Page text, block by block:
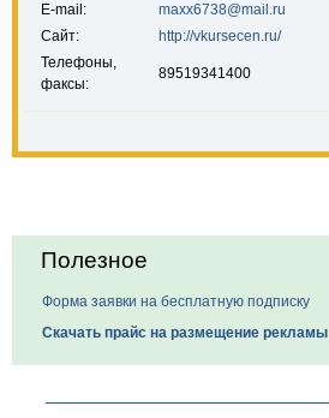
E-mail:
maxx6738@mail.ru
Сайт:
http://vkursecen.ru/
Телефоны,
факсы:
89519341400
Полезное
Форма заявки на бесплатную подписку
Скачать прайс на размещение рекламы